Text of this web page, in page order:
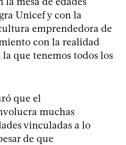
Unicef y con la
emprendedora de
con la realidad
la que tenemos todos los
que el
muchas
vinculadas a lo
de que